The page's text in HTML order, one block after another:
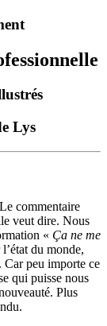
Lys
commentaire
veut dire. Nous
« Ça ne me
du monde,
Car peu importe ce
qui puisse nous
Plus